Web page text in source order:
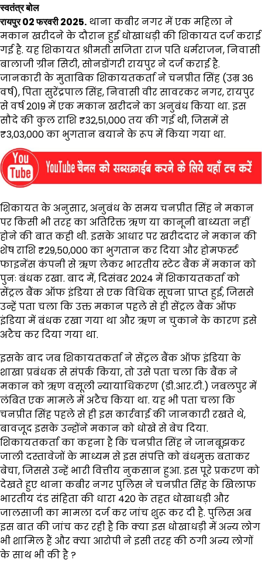
स्वतंत्र बोल
रायपुर 02 फरवरी 2025. थाना कबीर नगर में एक महिला ने
मकान खरीदने के दौरान हुई धोखाधड़ी की शिकायत दर्ज कराई
गई है. यह शिकायत श्रीमती सजिता राज पति धर्मराजन, निवासी
बालाजी ग्रीन सिटी, सोनडोंगरी रायपुर ने दर्ज कराई है.
जानकारी के मुताबिक शिकायतकर्ता ने चनप्रीत सिंह (उम्र 36
वर्ष), पिता सुरेंद्रपाल सिंह, निवासी वीर सावरकर नगर, रायपुर
से वर्ष 2019 में एक मकान खरीदने का अनुबंध किया था. इस
सौदे की कुल राशि ₹32,51,000 तय की गई थी, जिसमें से
₹3,03,000 का भुगतान बयाने के रूप में किया गया था.
शिकायत के अनुसार, अनुबंध के समय चनप्रीत सिंह ने मकान
पर किसी भी तरह का अतिरिक्त ऋण या कानूनी बाध्यता नहीं
होने की बात कही थी. इसके आधार पर खरीददार ने मकान की
शेष राशि ₹29,50,000 का भुगतान कर दिया और होमफर्स्ट
फाइनेंस कंपनी से ऋण लेकर भारतीय स्टेट बैंक में मकान को
पुनः बंधक रखा. बाद में, दिसंबर 2024 में शिकायतकर्ता को
सेंट्रल बैंक ऑफ इंडिया से एक विधिक सूचना प्राप्त हुई, जिससे
उन्हें पता चला कि उक्त मकान पहले से ही सेंट्रल बैंक ऑफ
इंडिया में बंधक रखा गया था और ऋण न चुकाने के कारण इसे
अटैच कर दिया गया था.
इसके बाद जब शिकायतकर्ता ने सेंट्रल बैंक ऑफ इंडिया के
शाखा प्रबंधक से संपर्क किया, तो उसे पता चला कि बैंक ने
मकान को ऋण वसूली न्यायाधिकरण (डी.आर.टी.) जबलपुर में
लंबित एक मामले में अटैच किया था. यह भी पता चला कि
चनप्रीत सिंह पहले से ही इस कार्रवाई की जानकारी रखते थे,
बावजूद इसके उन्होंने मकान को धोखे से बेच दिया.
शिकायतकर्ता का कहना है कि चनप्रीत सिंह ने जानबूझकर
जाली दस्तावेजों के माध्यम से इस संपत्ति को बंधमुक्त बताकर
बेचा, जिससे उन्हें भारी वित्तीय नुकसान हुआ. इस पूरे प्रकरण को
देखते हुए थाना कबीर नगर पुलिस ने चनप्रीत सिंह के खिलाफ
भारतीय दंड संहिता की धारा 420 के तहत धोखाधड़ी और
जालसाजी का मामला दर्ज कर जांच शुरू कर दी है. पुलिस अब
इस बात की जांच कर रही है कि क्या इस धोखाधड़ी में अन्य लोग
भी शामिल हैं और क्या आरोपी ने इसी तरह की ठगी अन्य लोगों
के साथ भी की है ?